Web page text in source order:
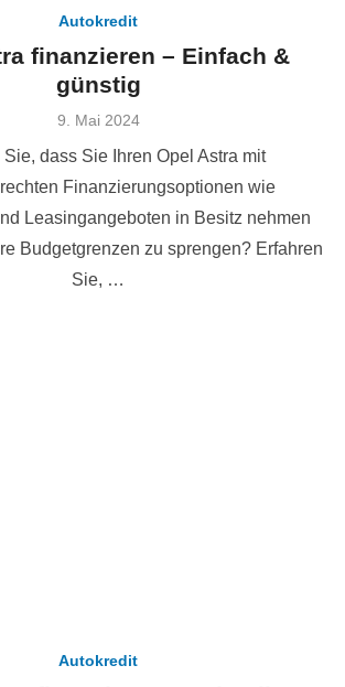
Autokredit
finanzieren – Einfach &
günstig
Veröffentlicht
9. Mai 2024
dass Sie Ihren Opel Astra mit
Finanzierungsoptionen wie
Leasingangeboten in Besitz nehmen
Budgetgrenzen zu sprengen? Erfahren
Sie, …
Autokredit